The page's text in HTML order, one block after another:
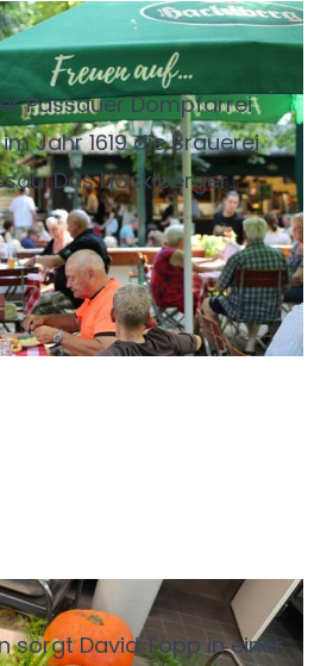
Geschichte
Passauer Dompfarrei
Jahr 1619 die Brauerei
Das Hacklberger
von der Familie
zum Detail und zur
Dennoch möchte das
auch ein Angebot für
sorgt David Topp in einer